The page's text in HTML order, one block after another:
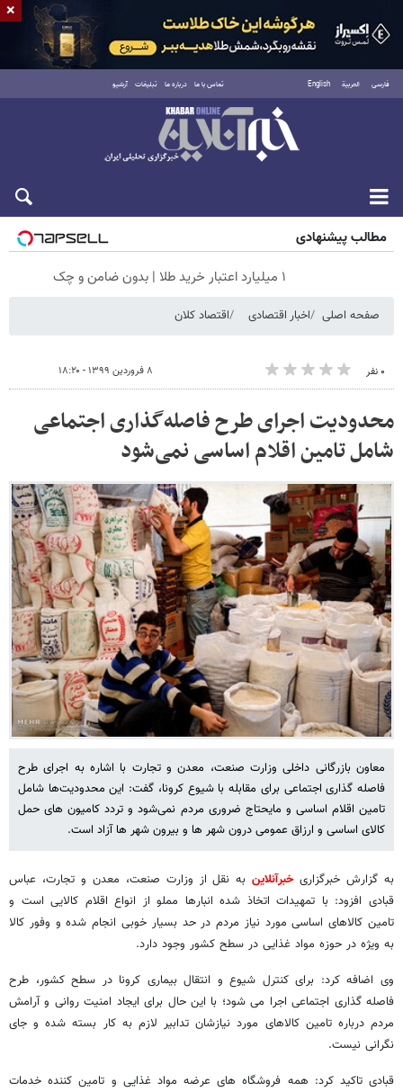
فارسی العربية English تماس با ما درباره ما تبلیغات آرشیو
جمعه ۱۶ مرداد ۱۴۰۵
مطالب پیشنهادی
۱ میلیارد اعتبار خرید طلا | بدون ضامن و چک
صفحه اصلی اخبار اقتصادی اقتصاد کلان
۰ نفر ۸ فروردین ۱۳۹۹ - ۱۸:۲۰
محدودیت اجرای طرح فاصله‌گذاری اجتماعی
شامل تامین اقلام اساسی نمی‌شود
معاون بازرگانی داخلی وزارت صنعت، معدن و تجارت با اشاره به اجرای طرح
فاصله گذاری اجتماعی برای مقابله با شیوع کرونا، گفت: این محدودیت‌ها شامل
تامین اقلام اساسی و مایحتاج ضروری مردم نمی‌شود و تردد کامیون های حمل
کالای اساسی و ارزاق عمومی درون شهر ها و بیرون شهر ها آزاد است.
به گزارش خبرگزاریخبرآنلاینبه نقل از وزارت صنعت، معدن و تجارت، عباس
قبادی افزود: با تمهیدات اتخاذ شده انبارها مملو از انواع اقلام کالایی است و
تامین کالاهای اساسی مورد نیاز مردم در حد بسیار خوبی انجام شده و وفور کالا
به ویژه در حوزه مواد غذایی در سطح کشور وجود دارد.
وی اضافه کرد: برای کنترل شیوع و انتقال بیماری کرونا در سطح کشور، طرح
فاصله گذاری اجتماعی اجرا می شود؛ با این حال برای ایجاد امنیت روانی و آرامش
مردم درباره تامین کالاهای مورد نیازشان تدابیر لازم به کار بسته شده و جای
نگرانی نیست.
قبادی تاکید کرد: همه فروشگاه های عرضه مواد غذایی و تامین کننده خدمات
×